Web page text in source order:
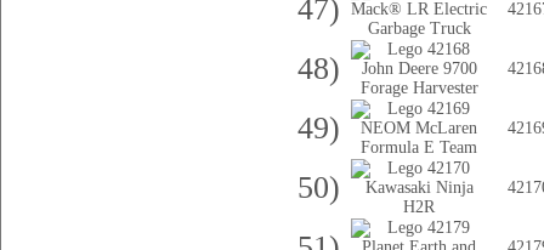
47)
48)
49)
50)